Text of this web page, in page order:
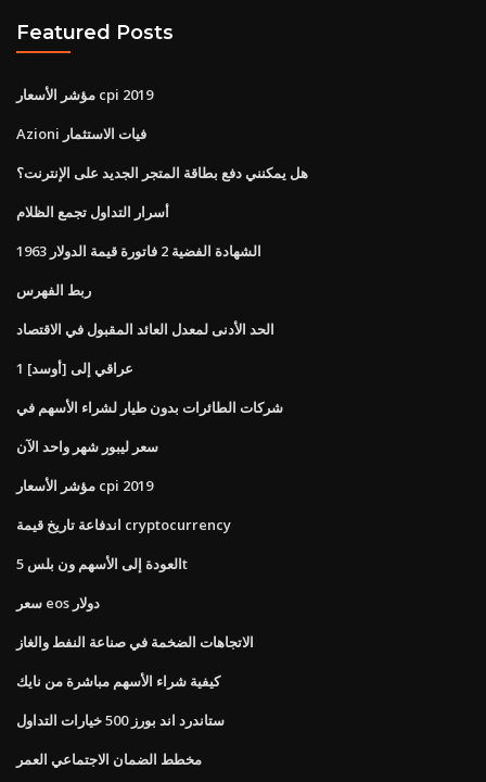
Featured Posts
مؤشر الأسعار cpi 2019
Azioni فيات الاستثمار
هل يمكنني دفع بطاقة المتجر الجديد على الإنترنت؟
أسرار التداول تجمع الظلام
الشهادة الفضية 2 فاتورة قيمة الدولار 1963
ربط الفهرس
الحد الأدنى لمعدل العائد المقبول في الاقتصاد
1 عراقي إلى [أوسد]
شركات الطائرات بدون طيار لشراء الأسهم في
سعر ليبور شهر واحد الآن
مؤشر الأسعار cpi 2019
اندفاعة تاريخ قيمة cryptocurrency
العودة إلى الأسهم ون بلس 5t
سعر eos دولار
الاتجاهات الضخمة في صناعة النفط والغاز
كيفية شراء الأسهم مباشرة من نايك
ستاندرد اند بورز 500 خيارات التداول
مخطط الضمان الاجتماعي العمر